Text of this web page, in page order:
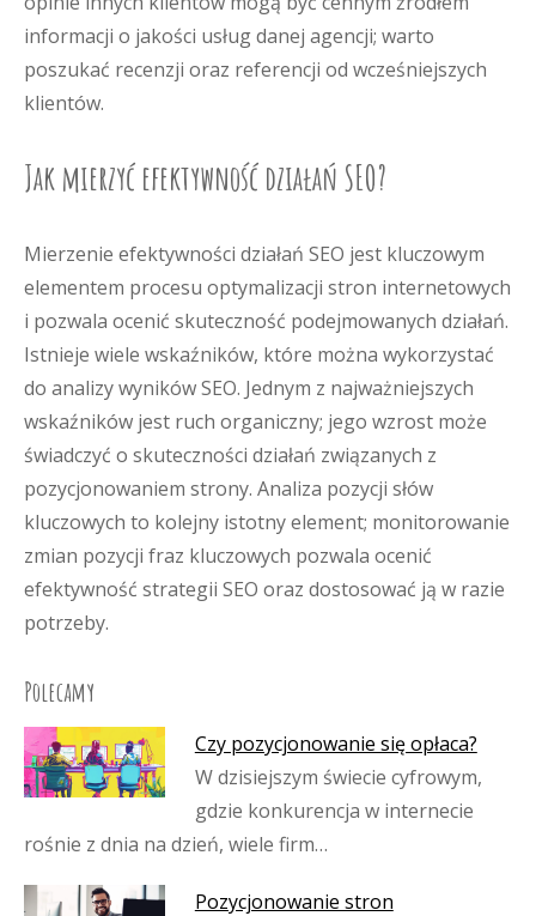
informacji o jakości usług danej agencji; warto
poszukać recenzji oraz referencji od wcześniejszych
klientów.
Jak mierzyć efektywność działań SEO?
Mierzenie efektywności działań SEO jest kluczowym
elementem procesu optymalizacji stron internetowych
i pozwala ocenić skuteczność podejmowanych działań.
Istnieje wiele wskaźników, które można wykorzystać
do analizy wyników SEO. Jednym z najważniejszych
wskaźników jest ruch organiczny; jego wzrost może
świadczyć o skuteczności działań związanych z
pozycjonowaniem strony. Analiza pozycji słów
kluczowych to kolejny istotny element; monitorowanie
zmian pozycji fraz kluczowych pozwala ocenić
efektywność strategii SEO oraz dostosować ją w razie
potrzeby.
Polecamy
Czy pozycjonowanie się opłaca?
W dzisiejszym świecie cyfrowym,
gdzie konkurencja w internecie
rośnie z dnia na dzień, wiele firm…
Pozycjonowanie stron